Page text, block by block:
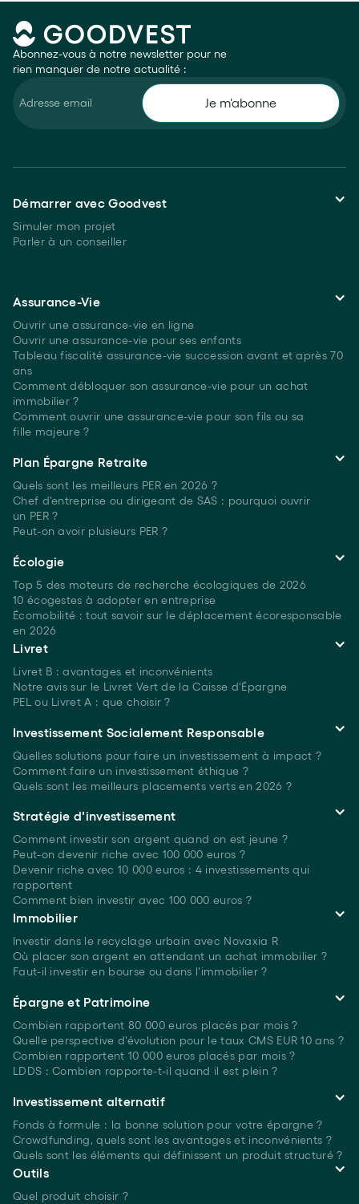
Abonnez-vous à notre newsletter pour ne
rien manquer de notre actualité :
Démarrer avec Goodvest
Simuler mon projet
Parler à un conseiller
Assurance-Vie
Ouvrir une assurance-vie en ligne
Ouvrir une assurance-vie pour ses enfants
Tableau fiscalité assurance-vie succession avant et après 70
ans
Comment débloquer son assurance-vie pour un achat
immobilier ?
Comment ouvrir une assurance-vie pour son fils ou sa
fille majeure ?
Plan Épargne Retraite
Quels sont les meilleurs PERen 2026 ?
Chef d'entreprise ou dirigeant de SAS : pourquoi ouvrir
un PER ?
Peut-on avoir plusieurs PER ?
Écologie
Top 5 des moteurs de recherche écologiques de 2026
10 écogestes à adopter en entreprise
Écomobilité : tout savoir sur le déplacement écoresponsable
en 2026
Livret
Livret B : avantages et inconvénients
Notre avis sur le Livret Vert de la Caisse d'Épargne
PEL ou Livret A : que choisir ?
Investissement Socialement Responsable
Quelles solutions pour faire un investissement à impact ?
Comment faire un investissementéthique ?
Quels sont les meilleurs placements vertsen 2026 ?
Stratégie d'investissement
Comment investir son argent quand on est jeune ?
Peut-on devenir riche avec 100 000 euros ?
Devenir riche avec 10 000 euros : 4 investissements qui
rapportent
Comment bien investir avec 100 000 euros ?
Immobilier
Investir dans le recyclage urbain avec Novaxia R
Où placer son argent en attendant un achat immobilier ?
Faut-il investir en bourse ou dans l'immobilier ?
Épargne et Patrimoine
Combien rapportent 80 000 euros placés par mois ?
Quelle perspective d'évolution pour le taux CMS EUR 10 ans ?
Combien rapportent 10 000 euros placés par mois ?
LDDS : Combien rapporte-t-il quand il est plein ?
Investissement alternatif
Fonds à formule : la bonne solution pour votre épargne ?
Crowdfunding, quels sont les avantages et inconvénients ?
Quels sont les éléments qui définissent un produit structuré ?
Outils
Quel produit choisir ?